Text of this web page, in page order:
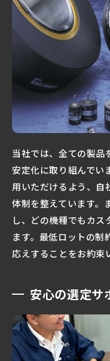
当社では、全ての製品
安定化に取り組んでい
用いただけるよう、自
体制を整えています。
し、どの機種でもカス
ます。最低ロットの制
応えすることをお約束
安心の選定サ